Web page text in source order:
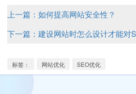
上一篇：如何提高网站安全性？
下一篇：建设网站时怎么设计才能对
标签： 网站优化 SEO优化